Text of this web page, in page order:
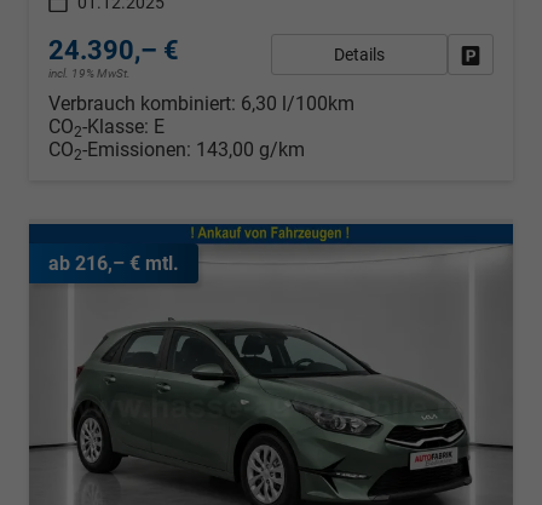
24.390,– €
incl. 19% MwSt.
Details
Verbrauch kombiniert: 6,30 l/100km
CO2-Klasse: E
CO2-Emissionen: 143,00 g/km
ab 216,– € mtl.